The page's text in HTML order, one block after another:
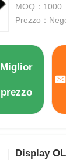
visione
MOQ：1000
Prezzo：
Miglior
prezzo
Display